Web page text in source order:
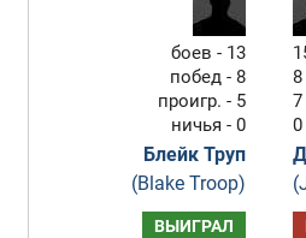
боев - 13
побед - 8
проигр. - 5
ничья - 0
Блейк Труп
(Blake Troop)
7
ВЫИГРАЛ